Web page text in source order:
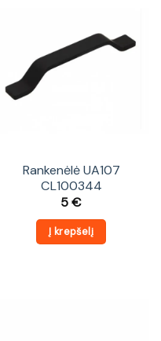
Rankenėlė UA107
CL100344
5€
Į krepšelį